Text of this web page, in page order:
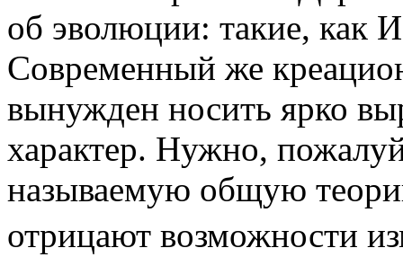
об эволюции: такие,
Современный же
вынужден носить ярко
характер. Нужно,
называемую общую
отрицают возможности